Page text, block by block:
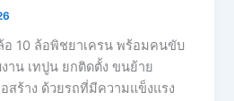
อ 10 ล้อพิชยาเครน พร้อมคนขับ
าน เทปูน ยกติดตั้ง ขนย้าย
ร้าง ด้วยรถที่มีความแข็งแรง